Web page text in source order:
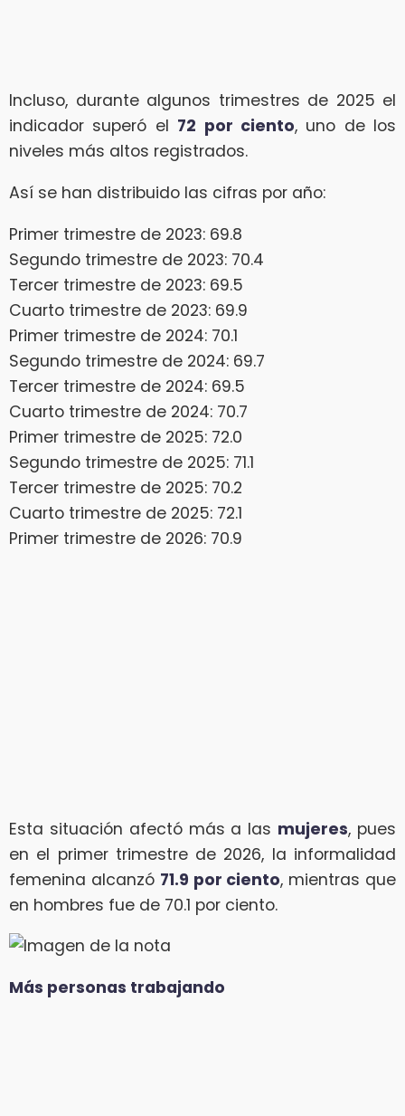
Incluso, durante algunos trimestres de 2025 el
indicador superó el 72 por ciento, uno de los
niveles más altos registrados.
Así se han distribuido las cifras por año:
Primer trimestre de 2023: 69.8
Segundo trimestre de 2023: 70.4
Tercer trimestre de 2023: 69.5
Cuarto trimestre de 2023: 69.9
Primer trimestre de 2024: 70.1
Segundo trimestre de 2024: 69.7
Tercer trimestre de 2024: 69.5
Cuarto trimestre de 2024: 70.7
Primer trimestre de 2025: 72.0
Segundo trimestre de 2025: 71.1
Tercer trimestre de 2025: 70.2
Cuarto trimestre de 2025: 72.1
Primer trimestre de 2026: 70.9
Esta situación afectó más a las mujeres, pues
en el primer trimestre de 2026, la informalidad
femenina alcanzó 71.9 por ciento, mientras que
en hombres fue de 70.1 por ciento.
Más personas trabajando